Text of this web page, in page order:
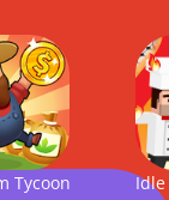
Tycoon - a Cash,Idle